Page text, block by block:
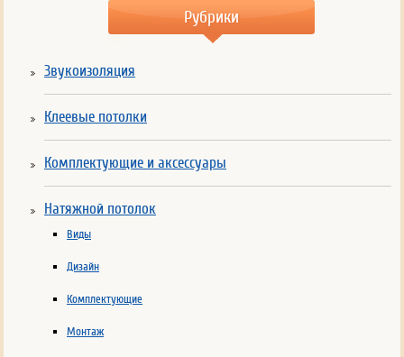
Рубрики
Звукоизоляция
Клеевые потолки
Комплектующие и аксессуары
Натяжной потолок
Виды
Дизайн
Комплектующие
Монтаж